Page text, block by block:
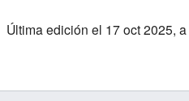
Última edición el 17 oct 2025,